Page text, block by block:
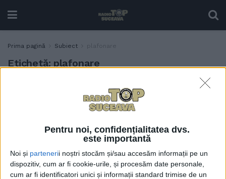
Pentru noi, confidențialitatea dvs.
este importantă
Noi și partenerii noștri stocăm și/sau accesăm informații pe un
dispozitiv, cum ar fi cookie-urile, și procesăm date personale,
cum ar fi identificatori unici și informații standard trimise de un
Prima pagină Subiect plafonare
Etichetă: plafonare
Mirela Adomnicăi:
Ordonanța privind
compensarea prețurilor la
metan, valabilă și pentru
consumul din ianuarie
19 IANUARIE, 2022